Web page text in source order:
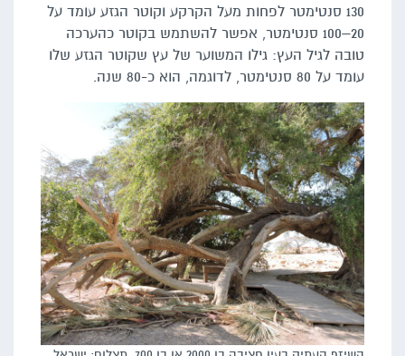
130 סנטימטר לפחות מעל הקרקע וקוטר הגזע עומד על
20–100 סנטימטר, אפשר להשתמש בקוטר כהערכה
טובה לגיל העץ: גילו המשוער של עץ שקוטר הגזע שלו
עומד על 80 סנטימטר, לדוגמה, הוא כ-80 שנה.